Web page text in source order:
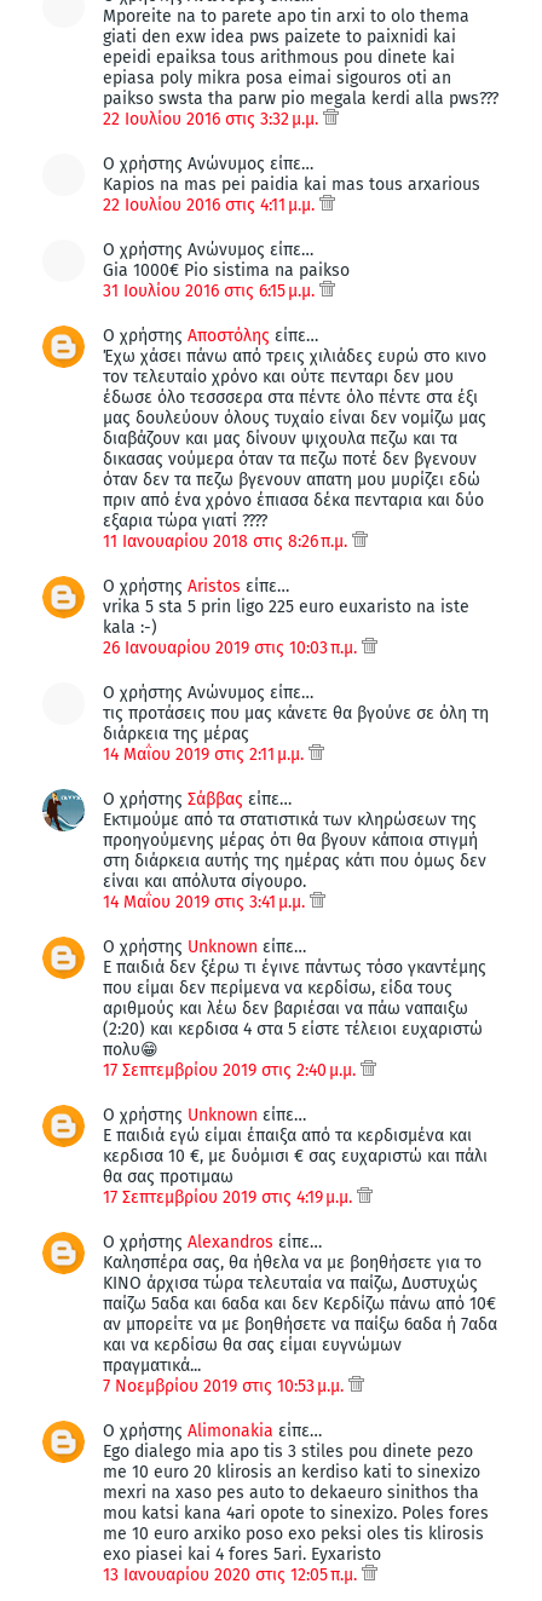
Mporeite na to parete apo tin arxi to olo thema
giati den exw idea pws paizete to paixnidi kai
epeidi epaiksa tous arithmous pou dinete kai
epiasa poly mikra posa eimai sigouros oti an
paikso swsta tha parw pio megala kerdi alla pws???
22 Ιουλίου 2016 στις 3:32 μ.μ.
Ο χρήστης Ανώνυμος είπε…
Kapios na mas pei paidia kai mas tous arxarious
22 Ιουλίου 2016 στις 4:11 μ.μ.
Ο χρήστης Ανώνυμος είπε…
Gia 1000€ Pio sistima na paikso
31 Ιουλίου 2016 στις 6:15 μ.μ.
Ο χρήστης Αποστόλης είπε…
Έχω χάσει πάνω από τρεις χιλιάδες ευρώ στο κινο
τον τελευταίο χρόνο και ούτε πενταρι δεν μου
έδωσε όλο τεσσσερα στα πέντε όλο πέντε στα έξι
μας δουλεύουν όλους τυχαίο είναι δεν νομίζω μας
διαβάζουν και μας δίνουν ψιχουλα πεζω και τα
δικασας νούμερα όταν τα πεζω ποτέ δεν βγενουν
όταν δεν τα πεζω βγενουν απατη μου μυρίζει εδώ
πριν από ένα χρόνο έπιασα δέκα πενταρια και δύο
εξαρια τώρα γιατί ????
11 Ιανουαρίου 2018 στις 8:26 π.μ.
Ο χρήστης Aristos είπε…
vrika 5 sta 5 prin ligo 225 euro euxaristo na iste
kala :-)
26 Ιανουαρίου 2019 στις 10:03 π.μ.
Ο χρήστης Ανώνυμος είπε…
τις προτάσεις που μας κάνετε θα βγούνε σε όλη τη
διάρκεια της μέρας
14 Μαΐου 2019 στις 2:11 μ.μ.
Ο χρήστης Σάββας είπε…
Εκτιμούμε από τα στατιστικά των κληρώσεων της
προηγούμενης μέρας ότι θα βγουν κάποια στιγμή
στη διάρκεια αυτής της ημέρας κάτι που όμως δεν
είναι και απόλυτα σίγουρο.
14 Μαΐου 2019 στις 3:41 μ.μ.
Ο χρήστης Unknown είπε…
Ε παιδιά δεν ξέρω τι έγινε πάντως τόσο γκαντέμης
που είμαι δεν περίμενα να κερδίσω, είδα τους
αριθμούς και λέω δεν βαριέσαι να πάω ναπαιξω
(2:20) και κερδισα 4 στα 5 είστε τέλειοι ευχαριστώ
πολυ😁
17 Σεπτεμβρίου 2019 στις 2:40 μ.μ.
Ο χρήστης Unknown είπε…
Ε παιδιά εγώ είμαι έπαιξα από τα κερδισμένα και
κερδισα 10 €, με δυόμισι € σας ευχαριστώ και πάλι
θα σας προτιμαω
17 Σεπτεμβρίου 2019 στις 4:19 μ.μ.
Ο χρήστης Alexandros είπε…
Καλησπέρα σας, θα ήθελα να με βοηθήσετε για το
ΚΙΝΟ άρχισα τώρα τελευταία να παίζω, Δυστυχώς
παίζω 5αδα και 6αδα και δεν Κερδίζω πάνω από 10€
αν μπορείτε να με βοηθήσετε να παίξω 6αδα ή 7αδα
και να κερδίσω θα σας είμαι ευγνώμων
πραγματικά...
7 Νοεμβρίου 2019 στις 10:53 μ.μ.
Ο χρήστης Alimonakia είπε…
Ego dialego mia apo tis 3 stiles pou dinete pezo
me 10 euro 20 klirosis an kerdiso kati to sinexizo
mexri na xaso pes auto to dekaeuro sinithos tha
mou katsi kana 4ari opote to sinexizo. Poles fores
me 10 euro arxiko poso exo peksi oles tis klirosis
exo piasei kai 4 fores 5ari. Eyxaristo
13 Ιανουαρίου 2020 στις 12:05 π.μ.